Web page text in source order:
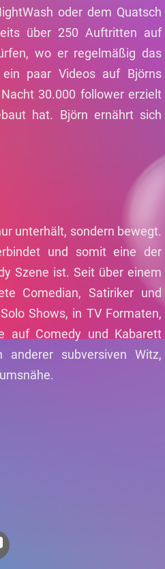
oder dem Quatsch
über 250 Auftritten auf
wo er regelmäßig das
paar Videos auf Björns
30.000 follower erzielt
hat. Björn ernährt sich
unterhält, sondern bewegt.
und somit eine der
Szene ist. Seit über einem
Comedian, Satiriker und
Shows, in TV Formaten,
auf Comedy und Kabarett
subversiven Witz,